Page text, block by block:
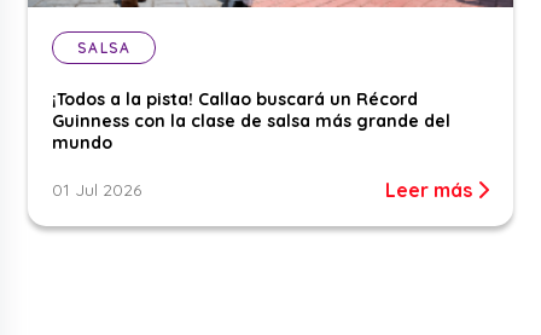
SALSA
¡Todos a la pista! Callao buscará un Récord
Guinness con la clase de salsa más grande del
mundo
01 Jul 2026 Leer más